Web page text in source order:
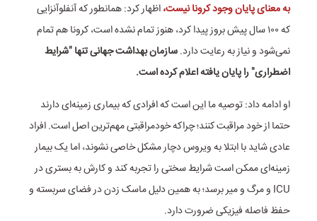
به معنای پایان وجود کرونا نیست،‌اظهار کرد: همانطور که آنفلوآنزایی
که ۱۰۰ سال پیش بروز پیدا کرد، هنوز تمام نشده است، کرونا هم تمام
نمی‌شود و نیاز به رعایت دارد.سازمان بهداشت جهانی تنها "شرایط
اضطراری" را پایان یافته اعلام کرده است.
او ادامه داد: توصیه ما این است که افرادی که بیماری زمینه‌ای دارند
حتما از خود مراقبت کنند؛ چراکه خودمراقبتی مهم‌ترین اصل است. افراد
عادی شاید با ابتلا به ویروس دچار مشکل خاصی نشوند، اما یک بیمار
زمینه‌ای ممکن است شرایط سختی را تجربه کند و کارش به بستری در
ICU و مرگ و میر برسد؛ به همین دلیل ماسک زدن در فضای سربسته و
حفظ فاصله فیزیکی ضرورت دارد.